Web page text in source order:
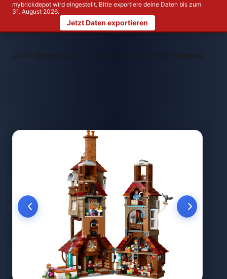
mybrickdepot wird eingestellt. Bitte exportiere deine Daten bis zum
31. August 2026.
Jetzt Daten exportieren
LEGO Themen > LEGO 76437 Der Fuchsbau -